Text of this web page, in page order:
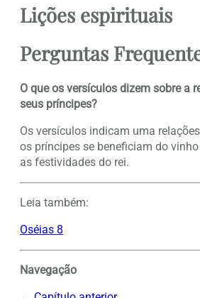
Lições espirituais
Perguntas
O que os versículos dizem sobre a
seus príncipes?
Os versículos indicam uma
os príncipes se beneficiam do
as festividades do rei.
Leia também:
Oséias 8
Navegação